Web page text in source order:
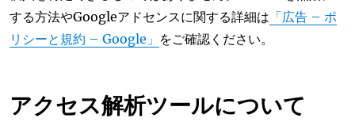
する方法やGoogleアドセンスに関する詳細は 「広告 – ポ
リシーと規約 – Google」 をご確認ください。
アクセス解析ツールについて